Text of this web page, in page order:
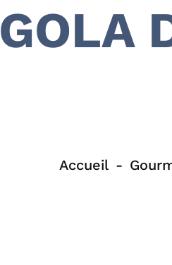
GOLA
Accueil